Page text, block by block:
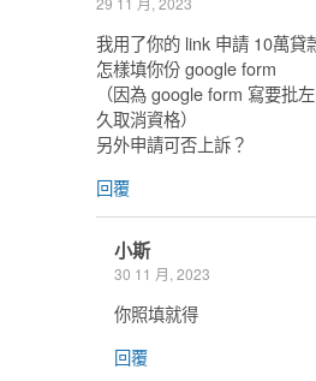
我用了你的 link 申請 10萬貸
怎樣填你份 google form
（因為 google form 寫要批
久取消資格）
另外申請可否上訴？
回覆
小斯
30 11 月, 2023
你照填就得
回覆